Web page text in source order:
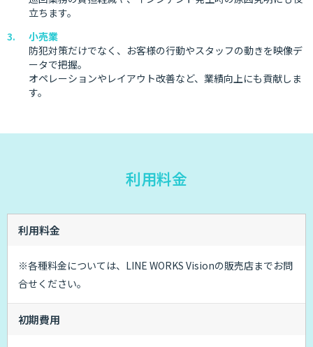
立ちます。
小売業
防犯対策だけでなく、お客様の行動やスタッフの動きを映像デ
ータで把握。
オペレーションやレイアウト改善など、業績向上にも貢献しま
す。
利用料金
利用料金
※各種料金については、LINE WORKS Visionの販売店までお問
合せください。
初期費用